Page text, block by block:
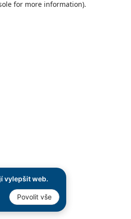
vylepšit web.
Povolit vše
for more information).